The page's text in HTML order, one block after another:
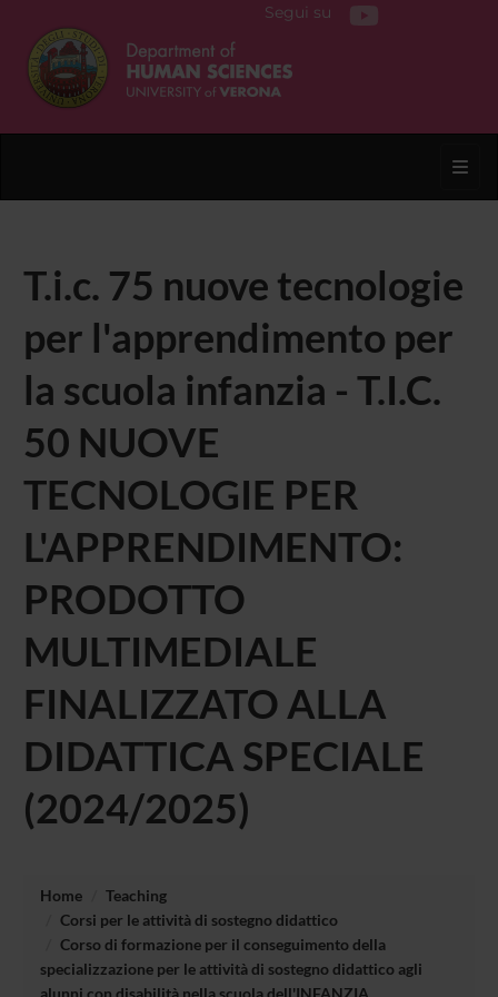
Segui su
T.i.c. 75 nuove tecnologie
per l'apprendimento per
la scuola infanzia - T.I.C.
50 NUOVE
TECNOLOGIE PER
L'APPRENDIMENTO:
PRODOTTO
MULTIMEDIALE
FINALIZZATO ALLA
DIDATTICA SPECIALE
(2024/2025)
Home
Teaching
Corsi per le attività di sostegno didattico
Corso di formazione per il conseguimento della
specializzazione per le attività di sostegno didattico agli
alunni con disabilità nella scuola dell'INFANZIA